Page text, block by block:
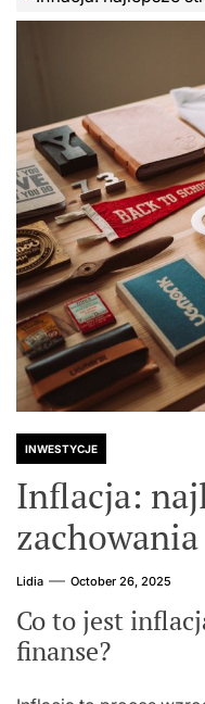
INWESTYCJE
Inflacja:
Lidia October 26, 2025
Co to jest
finanse?